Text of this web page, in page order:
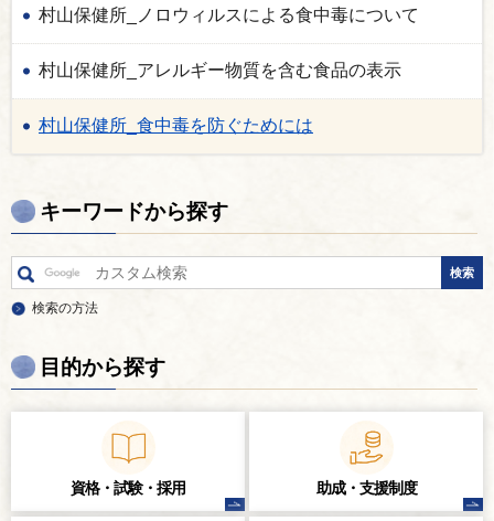
村山保健所_ノロウィルスによる食中毒について
村山保健所_アレルギー物質を含む食品の表示
村山保健所_食中毒を防ぐためには
キーワードから探す
検索の方法
目的から探す
資格・試験・ 採用 助成・支援制度